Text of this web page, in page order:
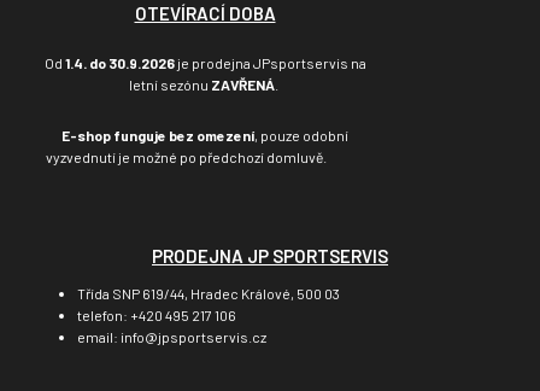
OTEVÍRACÍ DOBA
Od 1.4. do 30.9.2026je prodejna JPsportservis na
letní sezónu ZAVŘENÁ
E-shop funguje bez omezení , pouze odobní
vyzvednutí je možné po předchozí domluvě.
PRODEJNA JP SPORTSERVIS
Třída SNP 619/44, Hradec Králové, 500 03
telefon: +420 495 217 106
email: info@jpsportservis.cz